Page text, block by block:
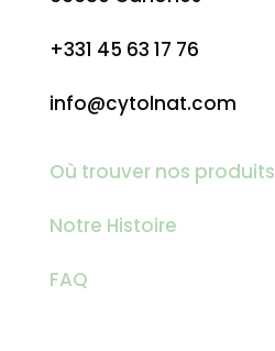
+331 45 63 17 76
info@cytolnat.com
Où trouver nos produits
Notre Histoire
FAQ